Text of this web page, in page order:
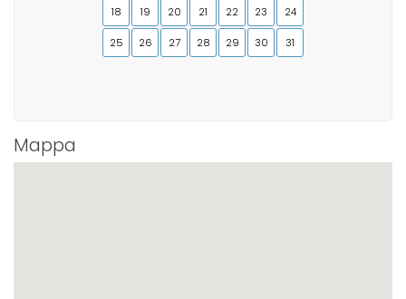
18 19 20 21 22 23 24
25 26 27 28 29 30 31
Mappa